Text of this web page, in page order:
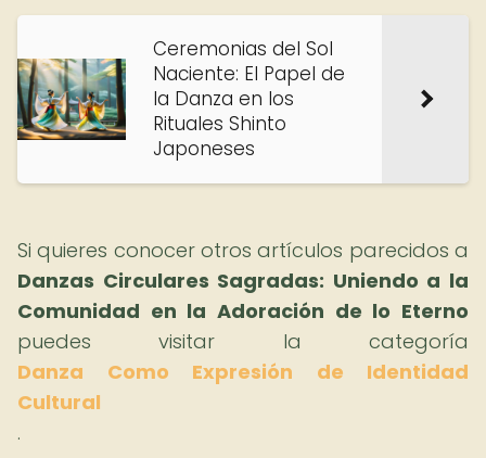
Ceremonias del Sol
Naciente: El Papel de
la Danza en los
Rituales Shinto
Japoneses
Si quieres conocer otros artículos parecidos a
Danzas Circulares Sagradas: Uniendo a la
Comunidad en la Adoración de lo Eterno
puedes visitar la categoría
Danza Como Expresión de Identidad
Cultural
.